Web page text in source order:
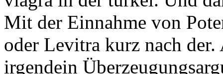
Mit der Einnahme von
oder Levitra kurz nach der.
irgendein